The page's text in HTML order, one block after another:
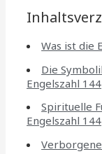
Was ist die
Die
Engelszahl 144
Spirituelle
Engelszahl 144